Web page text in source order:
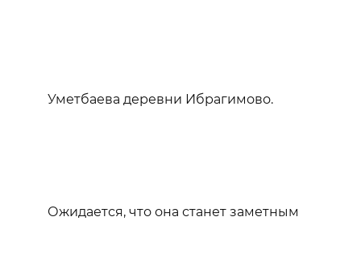
Уметбаева деревни Ибрагимово.
Ожидается, что она станет заметным